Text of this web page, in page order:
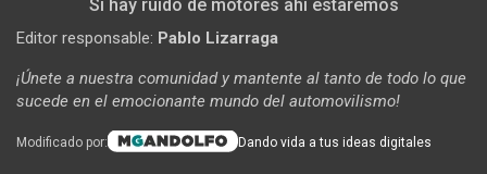
Si hay ruido de motores ahí estaremos
Editor responsable: Pablo Lizarraga
¡Únete a nuestra comunidad y mantente al tanto de todo lo que
sucede en el emocionante mundo del automovilismo!
Modificado por: Dando vida a tus ideas digitales